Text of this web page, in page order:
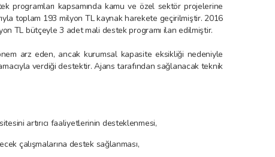
programları kapsamında kamu ve özel sektör projelerine
toplam 193 milyon TL kaynak harekete geçirilmiştir. 2016
TL bütçeyle 3 adet mali destek programı ilan edilmiştir.
arz eden, ancak kurumsal kapasite eksikliği nedeniyle
amacıyla verdiği destektir. Ajans tarafından sağlanacak teknik
artırıcı faaliyetlerinin desteklenmesi,
çalışmalarına destek sağlanması,